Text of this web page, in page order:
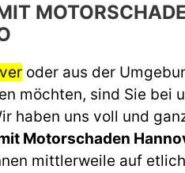
oder aus der
möchten, sind Sie bei
haben uns voll und
Motorschaden
mittlerweile auf